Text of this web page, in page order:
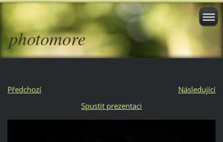
photomore
Předchozí
Následující
Spustit prezentaci